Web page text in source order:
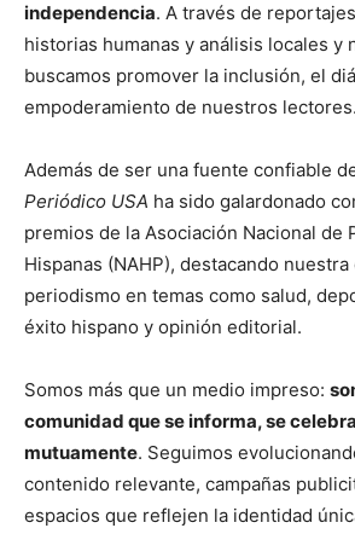
independencia. A través de
historias humanas y análisis locales y
buscamos promover la inclusión, el
empoderamiento de nuestros lectores.
Además de ser una fuente confiable
Periódico USA ha sido galardonado
premios de la Asociación Nacional de
Hispanas (NAHP), destacando
periodismo en temas como salud,
éxito hispano y opinión editorial.
Somos más que un medio impreso:
comunidad que se informa, se
mutuamente. Seguimos
contenido relevante, campañas
espacios que reflejen la identidad